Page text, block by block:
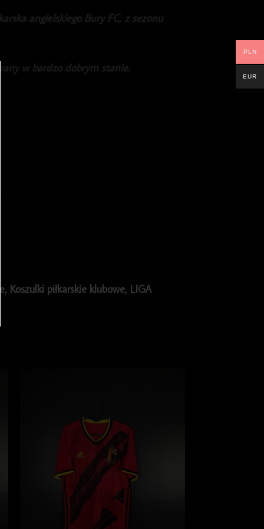
angielskiego Bury FC, z sezonu
w bardzo dobrym stanie.
, Koszulki piłkarskie klubowe, LIGA
PLN
EUR